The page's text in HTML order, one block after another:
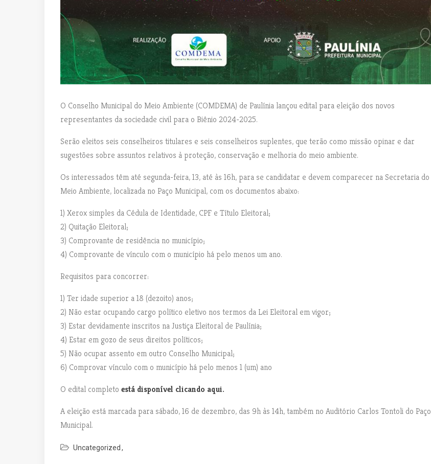
O Conselho Municipal do Meio Ambiente (COMDEMA) de Paulínia lançou edital para eleição dos novos
representantes da sociedade civil para o Biênio 2024-2025.
Serão eleitos seis conselheiros titulares e seis conselheiros suplentes, que terão como missão opinar e dar
sugestões sobre assuntos relativos à proteção, conservação e melhoria do meio ambiente.
Os interessados têm até segunda-feira, 13, até às 16h, para se candidatar e devem comparecer na Secretaria do
Meio Ambiente, localizada no Paço Municipal, com os documentos abaixo:
1) Xerox simples da Cédula de Identidade, CPF e Título Eleitoral;
2) Quitação Eleitoral;
3) Comprovante de residência no município;
4) Comprovante de vínculo com o município há pelo menos um ano.
Requisitos para concorrer:
1) Ter idade superior a 18 (dezoito) anos;
2) Não estar ocupando cargo político eletivo nos termos da Lei Eleitoral em vigor;
3) Estar devidamente inscritos na Justiça Eleitoral de Paulínia;
4) Estar em gozo de seus direitos políticos;
5) Não ocupar assento em outro Conselho Municipal;
6) Comprovar vínculo com o município há pelo menos 1 (um) ano
O edital completo está disponível clicando aqui.
A eleição está marcada para sábado, 16 de dezembro, das 9h às 14h, também no Auditório Carlos Tontoli do Paço
Municipal.
Uncategorized